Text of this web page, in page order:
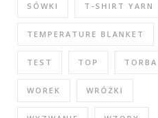
SÓWKI T-SHIRT YARN
TEMPERATURE BLANKET
TEST TOP TORBA
WOREK WRÓŻKI